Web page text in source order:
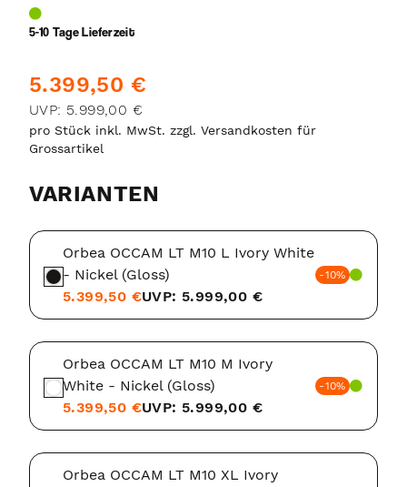
5-10 Tage Lieferzeit
5.399,50 €
UVP: 5.999,00 €
pro Stück inkl. MwSt. zzgl. Versandkosten für
Grossartikel
VARIANTEN
Orbea OCCAM LT M10 L Ivory White
- Nickel (Gloss)
5.399,50 €UVP: 5.999,00 €
-10%
Orbea OCCAM LT M10 M Ivory
White - Nickel (Gloss)
5.399,50 €UVP: 5.999,00 €
-10%
Orbea OCCAM LT M10 XL Ivory